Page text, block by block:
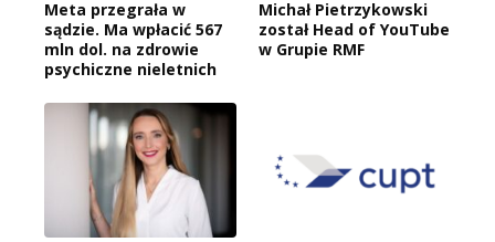
Meta przegrała w
sądzie. Ma wpłacić 567
mln dol. na zdrowie
psychiczne nieletnich
Michał Pietrzykowski
został Head of YouTube
w Grupie RMF